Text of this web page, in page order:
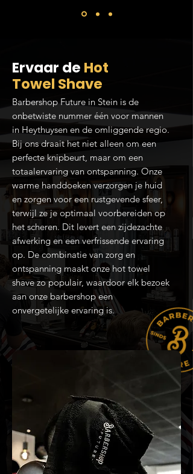
Ervaar de Hot
Towel Shave
Barbershop Future in Stein is de
onbetwiste nummer één voor mannen
in Heythuysen en de omliggende regio.
Bij ons draait het niet alleen om een
perfecte knipbeurt, maar om een
totaalervaring van ontspanning. Onze
warme handdoeken verzorgen je huid
en zorgen voor een rustgevende sfeer,
terwijl ze je optimaal voorbereiden op
het scheren. Dit levert een zijdezachte
afwerking en een verfrissende ervaring
op. De combinatie van zorg en
ontspanning maakt onze hot towel
shave zo populair, waardoor elk bezoek
aan onze barbershop een
onvergetelijke ervaring is.